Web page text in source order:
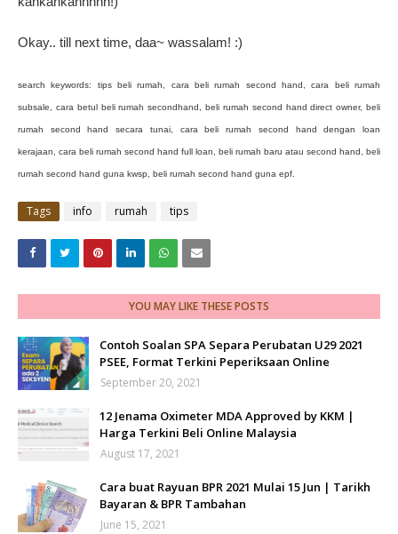
Okay.. till next time, daa~ wassalam! :)
search keywords: tips beli rumah, cara beli rumah second hand, cara beli rumah
subsale, cara betul beli rumah secondhand, beli rumah second hand direct owner, beli
rumah second hand secara tunai, cara beli rumah second hand dengan loan
kerajaan, cara beli rumah second hand full loan, beli rumah baru atau second hand, beli
rumah second hand guna kwsp, beli rumah second hand guna epf.
Tags info rumah tips
YOU MAY LIKE THESE POSTS
Contoh Soalan SPA Separa Perubatan U29 2021
PSEE, Format Terkini Peperiksaan Online
September 20, 2021
12 Jenama Oximeter MDA Approved by KKM |
Harga Terkini Beli Online Malaysia
August 17, 2021
Cara buat Rayuan BPR 2021 Mulai 15 Jun | Tarikh
Bayaran & BPR Tambahan
June 15, 2021